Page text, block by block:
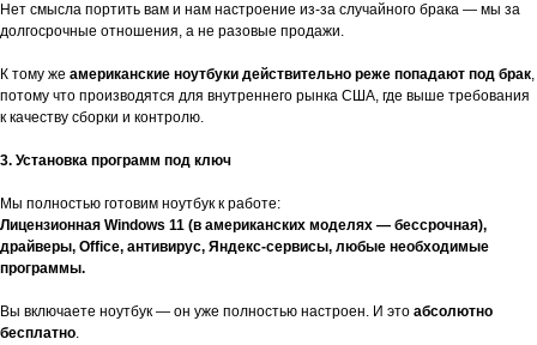
Нет смысла портить вам и нам настроение из-за случайного брака — мы за
долгосрочные отношения, а не разовые продажи.
К тому же американские ноутбуки действительно реже попадают под брак,
потому что производятся для внутреннего рынка США, где выше требования
к качеству сборки и контролю.
3. Установка программ под ключ
Мы полностью готовим ноутбук к работе:
Лицензионная Windows 11 (в американских моделях — бессрочная),
драйверы, Office, антивирус, Яндекс-сервисы, любые необходимые
программы.
Вы включаете ноутбук — он уже полностью настроен. И это абсолютно
бесплатно.